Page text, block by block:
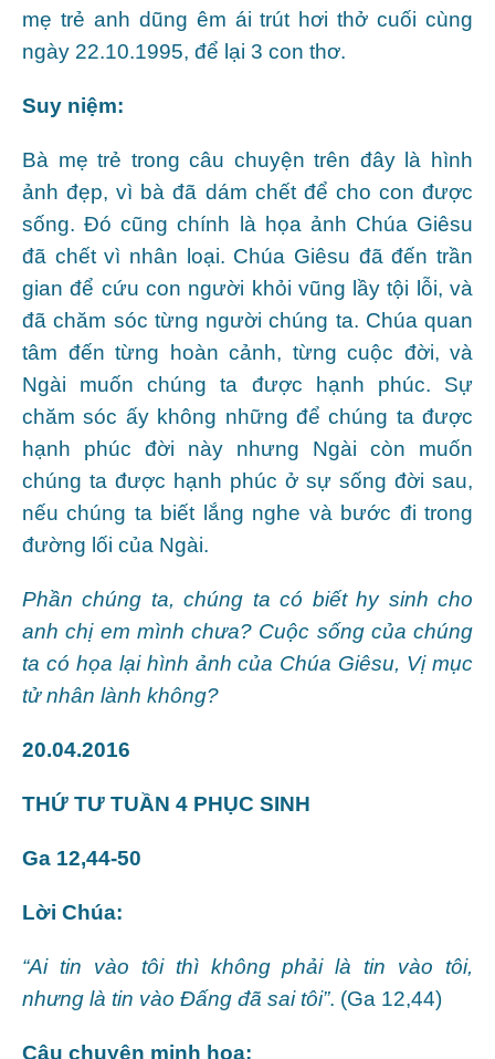
mẹ trẻ anh dũng êm ái trút hơi thở cuối cùng
ngày 22.10.1995, để lại 3 con thơ.
Suy niệm:
Bà mẹ trẻ trong câu chuyện trên đây là hình
ảnh đẹp, vì bà đã dám chết để cho con được
sống. Đó cũng chính là họa ảnh Chúa Giêsu
đã chết vì nhân loại. Chúa Giêsu đã đến trần
gian để cứu con người khỏi vũng lầy tội lỗi, và
đã chăm sóc từng người chúng ta. Chúa quan
tâm đến từng hoàn cảnh, từng cuộc đời, và
Ngài muốn chúng ta được hạnh phúc. Sự
chăm sóc ấy không những để chúng ta được
hạnh phúc đời này nhưng Ngài còn muốn
chúng ta được hạnh phúc ở sự sống đời sau,
nếu chúng ta biết lắng nghe và bước đi trong
đường lối của Ngài.
Phần chúng ta, chúng ta có biết hy sinh cho
anh chị em mình chưa? Cuộc sống của chúng
ta có họa lại hình ảnh của Chúa Giêsu, Vị mục
tử nhân lành không?
20.04.2016
THỨ TƯ TUẦN 4 PHỤC SINH
Ga 12,44-50
Lời Chúa:
“Ai tin vào tôi thì không phải là tin vào tôi,
nhưng là tin vào Đấng đã sai tôi”. (Ga 12,44)
Câu chuyện minh họa: